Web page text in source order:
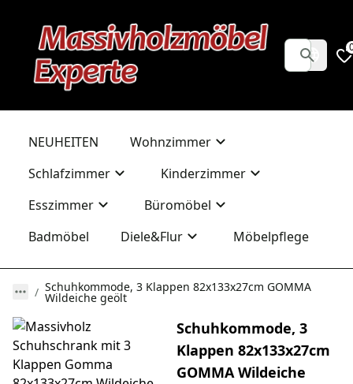
NEUHEITEN
Wohnzimmer
Schlafzimmer
Kinderzimmer
Esszimmer
Büromöbel
Badmöbel
Diele&Flur Möbelpflege
Schuhkommode, 3 Klappen 82x133x27cm GOMMA
Wildeiche geölt
Schuhkommode, 3
Klappen 82x133x27cm
GOMMA Wildeiche